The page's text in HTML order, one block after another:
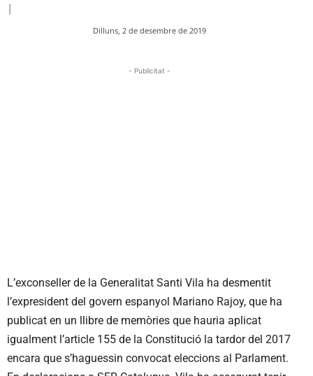
|
Dilluns, 2 de desembre de 2019
- Publicitat -
L’exconseller de la Generalitat Santi Vila ha desmentit
l’expresident del govern espanyol Mariano Rajoy, que ha
publicat en un llibre de memòries que hauria aplicat
igualment l’article 155 de la Constitució la tardor del 2017
encara que s’haguessin convocat eleccions al Parlament.